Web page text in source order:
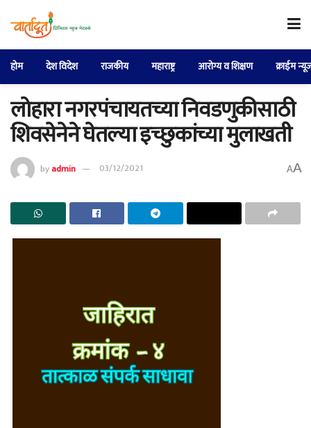
होम देश विदेश राजकीय महाराष्ट्र आरोग्य व शिक्षण क्राईम
लोहारा नगरपंचायतच्या निवडणुकीसाठी
शिवसेनेने घेतल्या इच्छुकांच्या मुलाखती
byadmin 03/12/2021 AA